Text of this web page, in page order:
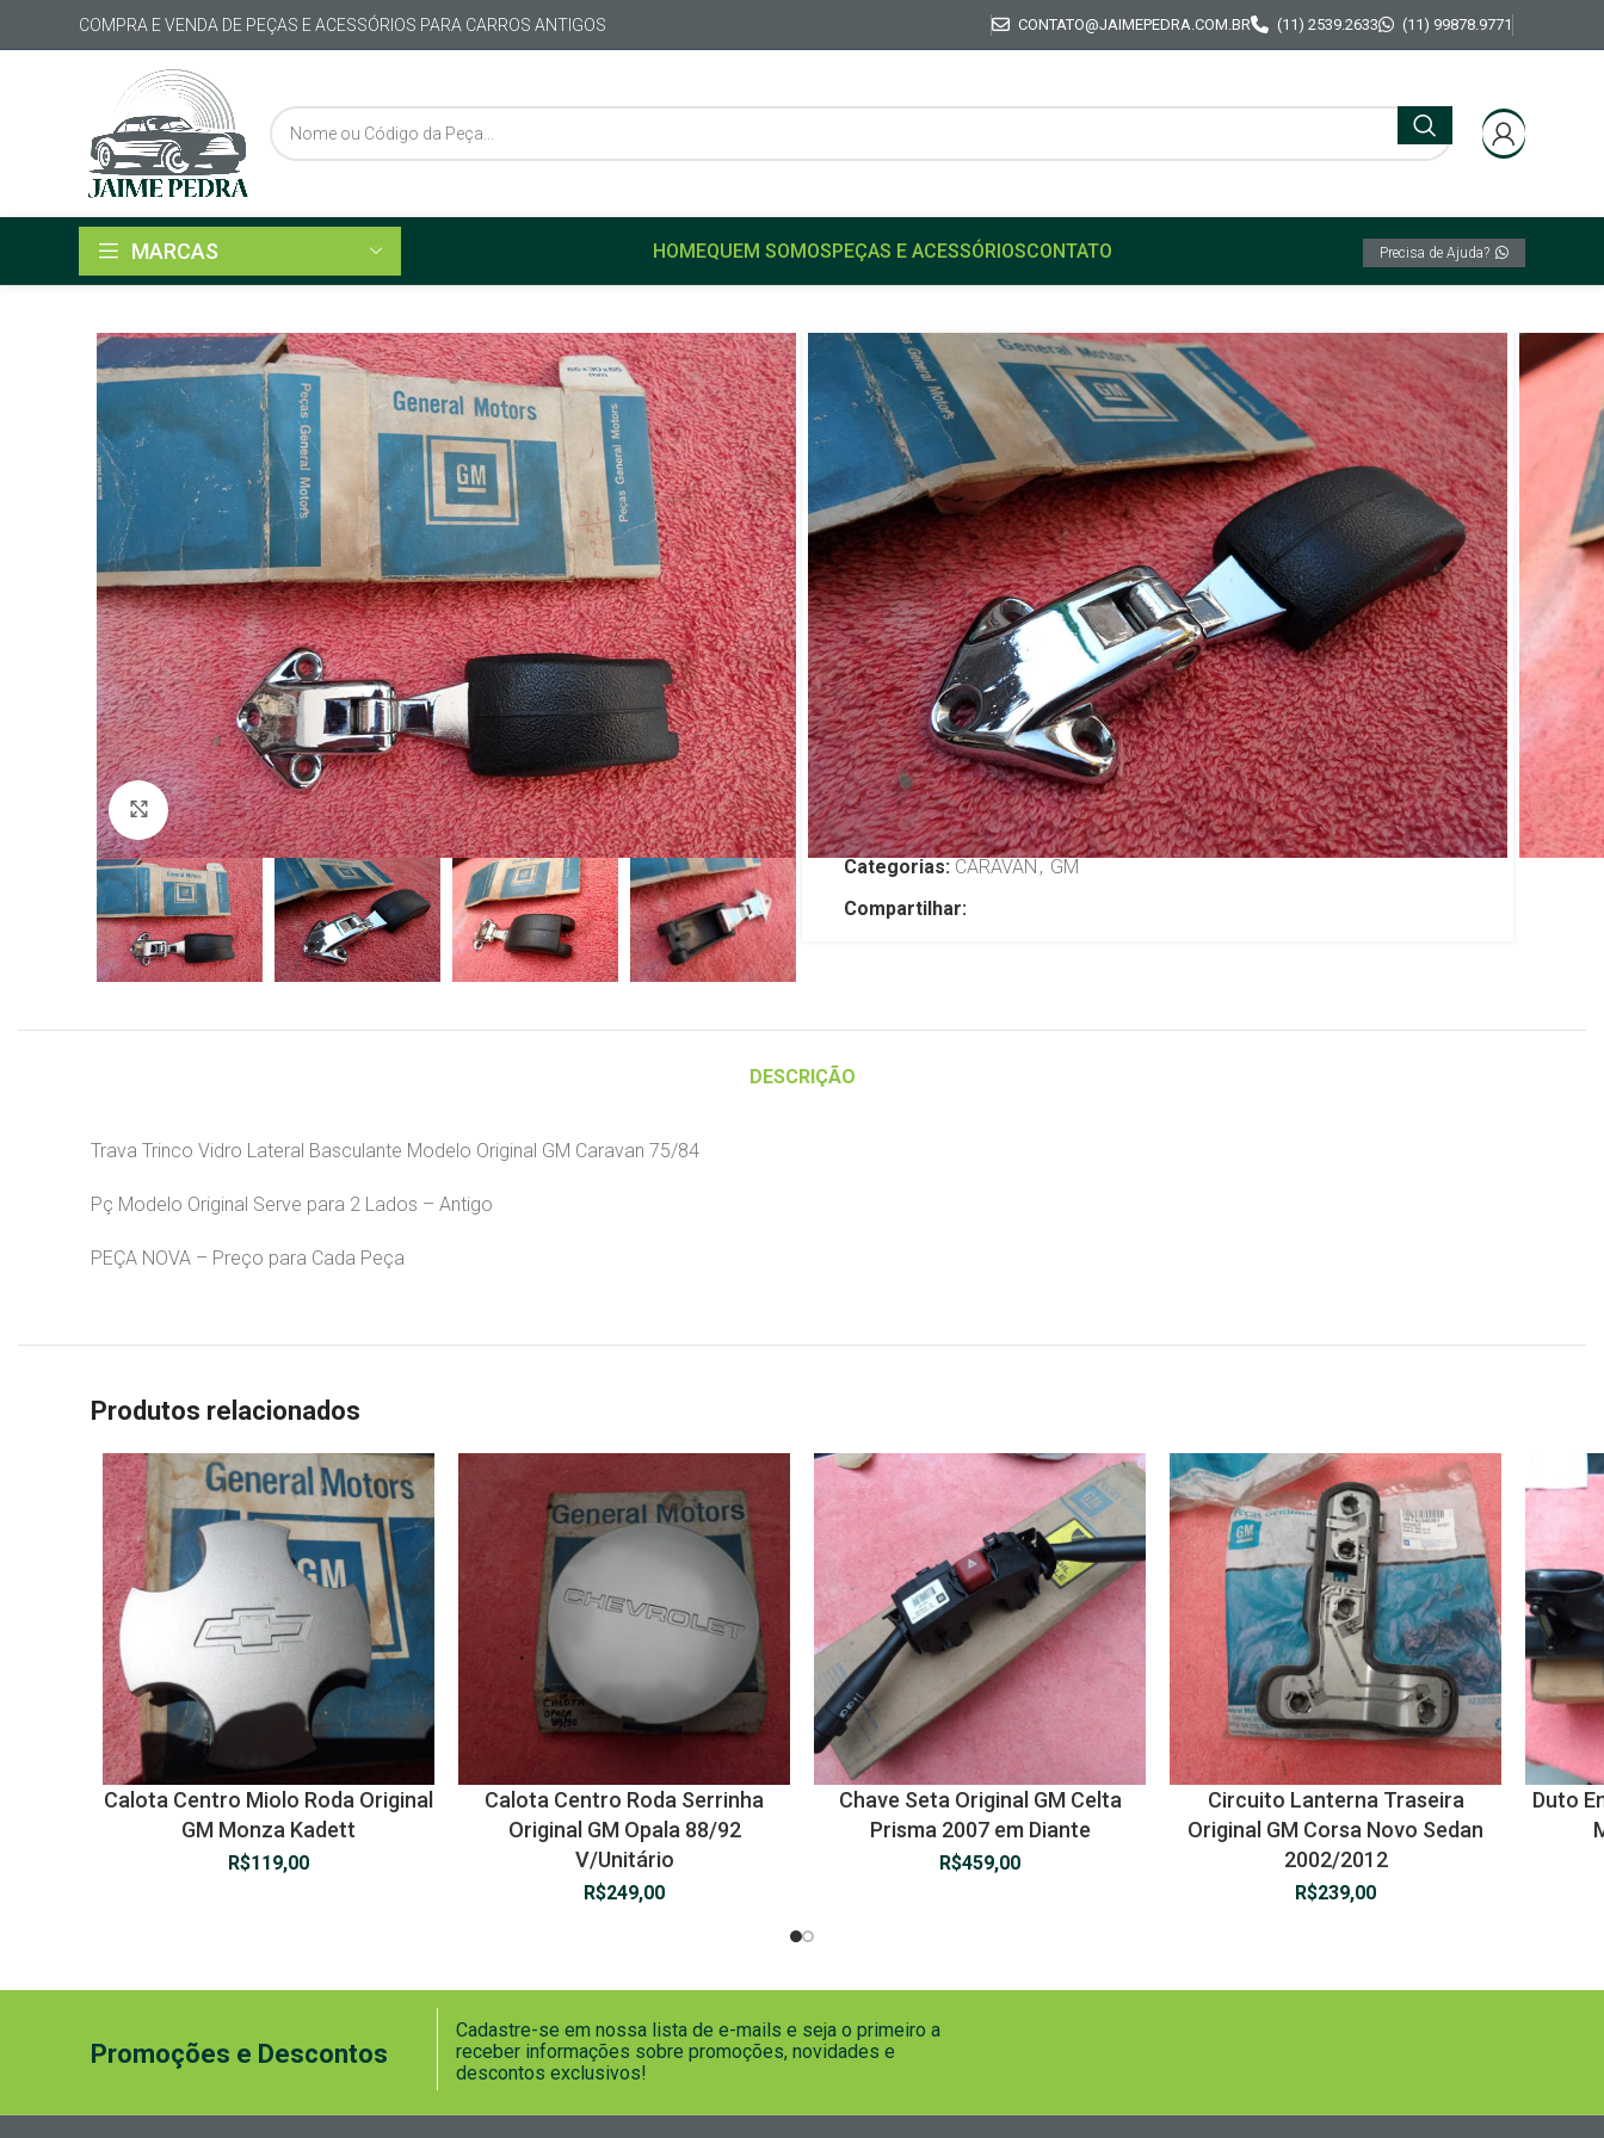
COMPRA E VENDA DE PEÇAS E ACESSÓRIOS PARA CARROS ANTIGOS CONTATO@JAIMEPEDRA.COM.BR (11) 2539.2633 (11) 99878.9771
MARCAS HOMEQUEM SOMOSPEÇAS E ACESSÓRIOSCONTATO Precisa de Ajuda?
Click to enlarge
Início GM
CARAVAN
Trava Trinco Vidro Lateral Basculante Modelo Original GM Caravan 75/84
Trava Trinco Vidro Lateral
Basculante Modelo Original GM
Caravan 75/84
R$249,00
TENHO INTERESSE
SKU:JP2458
Categorias: CARAVAN , GM
Compartilhar:
DESCRIÇÃO
Trava Trinco Vidro Lateral Basculante Modelo Original GM Caravan 75/84
Pç Modelo Original Serve para 2 Lados – Antigo
PEÇA NOVA – Preço para Cada Peça
Produtos relacionados
Calota Centro Miolo Roda Original
GM Monza Kadett
R$119,00
Calota Centro Roda Serrinha
Original GM Opala 88/92
V/Unitário
R$249,00
Chave Seta Original GM Celta
Prisma 2007 em Diante
R$459,00
Circuito Lanterna Traseira
Original GM Corsa Novo Sedan
2002/2012
R$239,00
Duto
Promoções e Descontos
Cadastre-se em nossa lista de e-mails e seja o primeiro a
receber informações sobre promoções, novidades e
descontos exclusivos!